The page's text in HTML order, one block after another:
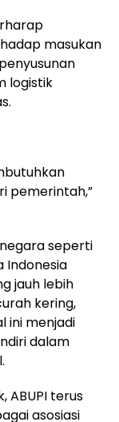
masukan
logistik
pemerintah,”
seperti
Indonesia
jauh lebih
kering,
ini menjadi
dalam
ABUPI terus
asosiasi